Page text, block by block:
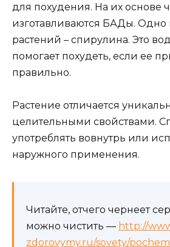
для похудения. На их основе
изготавливаются БАДы. Одно
растений – спирулина. Это
помогает похудеть, если ее
правильно.
Растение отличается
целительными свойствами.
употреблять вовнутрь или
наружного применения.
Читайте, отчего чернеет
можно чистить — http://
zdorovymy.ru/sovety/